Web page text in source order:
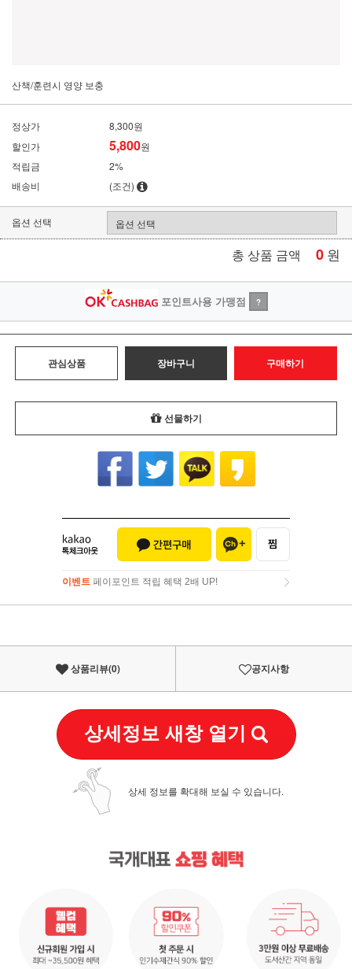
산책/훈련시 영양 보충
정상가
8,300원
할인가
5,800원
적립금
2%
배송비
(조건)
옵션 선택
총 상품 금액 0 원
포인트사용 가맹점 ?
관심상품 장바구니 구매하기
선물하기
이벤트 페이포인트 적립 혜택 2배 UP!
이벤트페이포인트 적립 혜택 2배 UP!
상품리뷰(0) 공지사항
상세정보 새창 열기
상세 정보를 확대해 보실 수 있습니다.